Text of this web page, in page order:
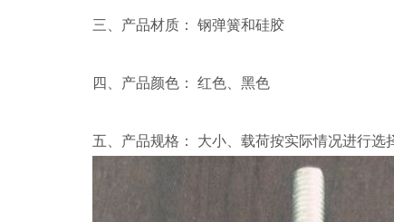
三、产品材质： 钢弹簧和硅胶
四、产品颜色： 红色、黑色
五、产品规格： 大小、载荷按实际情况进行选